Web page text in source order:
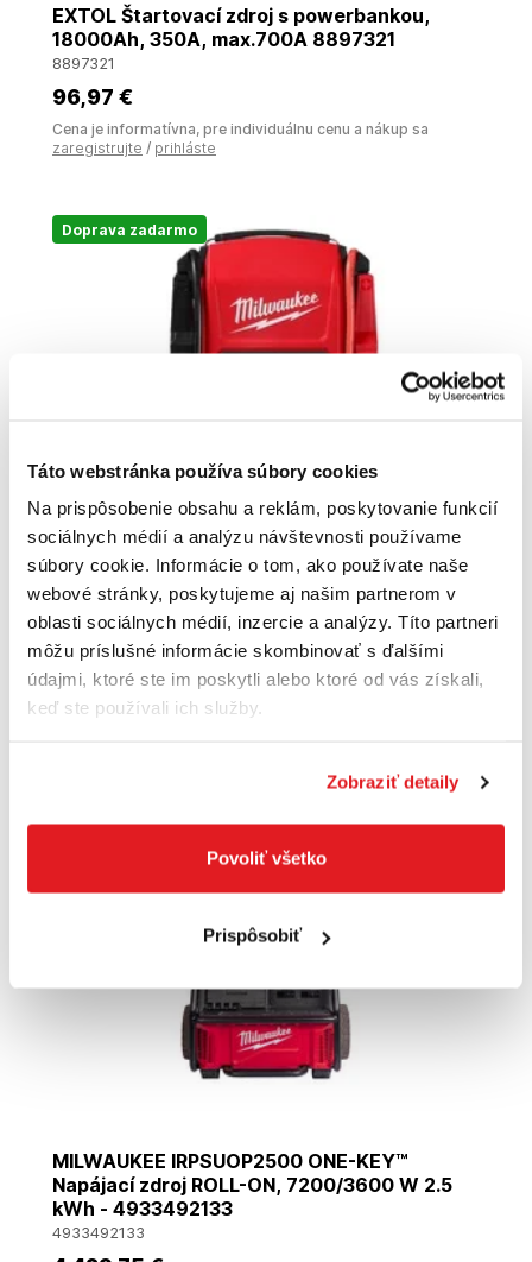
Táto webstránka používa súbory cookies
Na prispôsobenie obsahu a reklám, poskytovanie funkcií
sociálnych médií a analýzu návštevnosti používame
súbory cookie. Informácie o tom, ako používate naše
webové stránky, poskytujeme aj našim partnerom v
oblasti sociálnych médií, inzercie a analýzy. Títo partneri
môžu príslušné informácie skombinovať s ďalšími
údajmi, ktoré ste im poskytli alebo ktoré od vás získali,
keď ste používali ich služby.
Zobraziť detaily
Povoliť všetko
Prispôsobiť
EXTOL Štartovací zdroj s powerbankou,
18000Ah, 350A, max.700A 8897321
8897321
96,97 €
Cena je informatívna, pre individuálnu cenu a nákup sa
zaregistrujte / prihláste
Doprava zadarmo
MILWAUKEE Štartovací zdroj M18 JS2000-0 -
4933498026
4933498026
380,10 €
Cena je informatívna, pre individuálnu cenu a nákup sa
zaregistrujte
MILWAUKEE IRPSUOP2500 ONE-KEY™
Napájací zdroj ROLL-ON, 7200/3600 W 2.5
kWh - 4933492133
4933492133